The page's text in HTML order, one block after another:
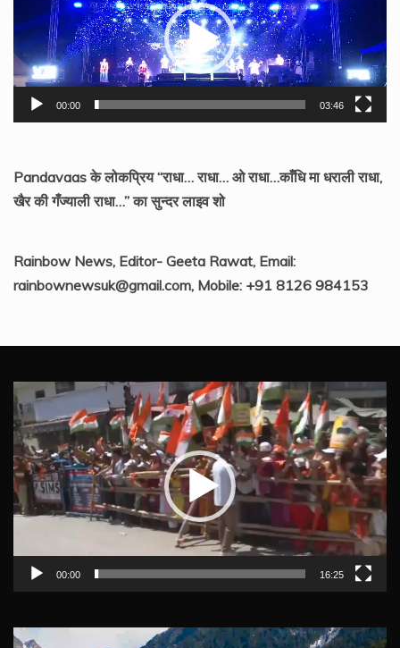
00:00 03:46
Pandavaas के लोकप्रिय “राधा… राधा… ओ राधा…काँधि मा धराली राधा,
खैर की गँज्याली राधा…” का सुन्दर लाइव शो
Rainbow News, Editor- Geeta Rawat, Email:
rainbownewsuk@gmail.com, Mobile: +91 8126 984153
Video
Player
00:00 16:25
Video